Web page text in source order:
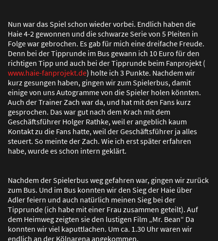
Nun war das Spiel schon wieder vorbei. Endlich haben die
Haie 4-2 gewonnen und die schwarze Serie von 5 Pleiten in
Folge war gebrochen. Es gab für mich eine dreifache Freude.
Denn bei der Tipprunde im Bus gewann ich 10 Euro für den
richtigen Tipp und auch bei der Tipprunde beim Fanprojekt (
www.haie-fanprojekt.de) holte ich 3 Punkte. Nachdem wir
kurz gesungen haben, gingen wir zum Spielerbus, damit
einige von uns Autogramme von die Spieler holen könnten.
Auch der Trainer Zach war da, und hat mit den Fans kurz
gesprochen. Das war gut nach dem Krach mit dem
Geschäftsführer Holger Rathke, weil er angeblich kaum
Kontakt zu die Fans hatte, weil der Geschäftsführer ja alles
steuert. So meinte der Zach. Wie ich erst später erfahren
habe, wurde es schon intern geklärt.
Nachdem der Spielerbus weg gefahren war, gingen wir zurück
zum Bus. Und im Bus konnten wir den Sieg der Haie über
Adler feiern und auch natürlich meinen Sieg bei der
Tipprunde (ich habe mit einer Frau zusammen geteilt). Auf
dem Heimweg zeigten sie den lustigen Film „Mr. Bean“ Da
konnten wir viel kaputtlachen. Um ca. 1.30 Uhr waren wir
endlich an der Kölnarena angekommen.